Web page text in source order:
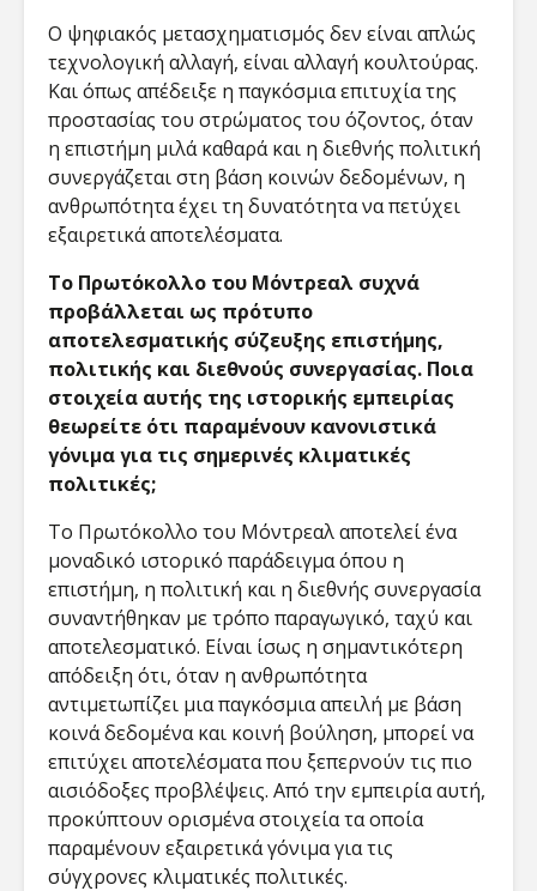
Ο ψηφιακός μετασχηματισμός δεν είναι απλώς
τεχνολογική αλλαγή, είναι αλλαγή κουλτούρας.
Και όπως απέδειξε η παγκόσμια επιτυχία της
προστασίας του στρώματος του όζοντος, όταν
η επιστήμη μιλά καθαρά και η διεθνής πολιτική
συνεργάζεται στη βάση κοινών δεδομένων, η
ανθρωπότητα έχει τη δυνατότητα να πετύχει
εξαιρετικά αποτελέσματα.
Το Πρωτόκολλο του Μόντρεαλ συχνά
προβάλλεται ως πρότυπο
αποτελεσματικής σύζευξης επιστήμης,
πολιτικής και διεθνούς συνεργασίας. Ποια
στοιχεία αυτής της ιστορικής εμπειρίας
θεωρείτε ότι παραμένουν κανονιστικά
γόνιμα για τις σημερινές κλιματικές
πολιτικές;
Το Πρωτόκολλο του Μόντρεαλ αποτελεί ένα
μοναδικό ιστορικό παράδειγμα όπου η
επιστήμη, η πολιτική και η διεθνής συνεργασία
συναντήθηκαν με τρόπο παραγωγικό, ταχύ και
αποτελεσματικό. Είναι ίσως η σημαντικότερη
απόδειξη ότι, όταν η ανθρωπότητα
αντιμετωπίζει μια παγκόσμια απειλή με βάση
κοινά δεδομένα και κοινή βούληση, μπορεί να
επιτύχει αποτελέσματα που ξεπερνούν τις πιο
αισιόδοξες προβλέψεις. Από την εμπειρία αυτή,
προκύπτουν ορισμένα στοιχεία τα οποία
παραμένουν εξαιρετικά γόνιμα για τις
σύγχρονες κλιματικές πολιτικές.